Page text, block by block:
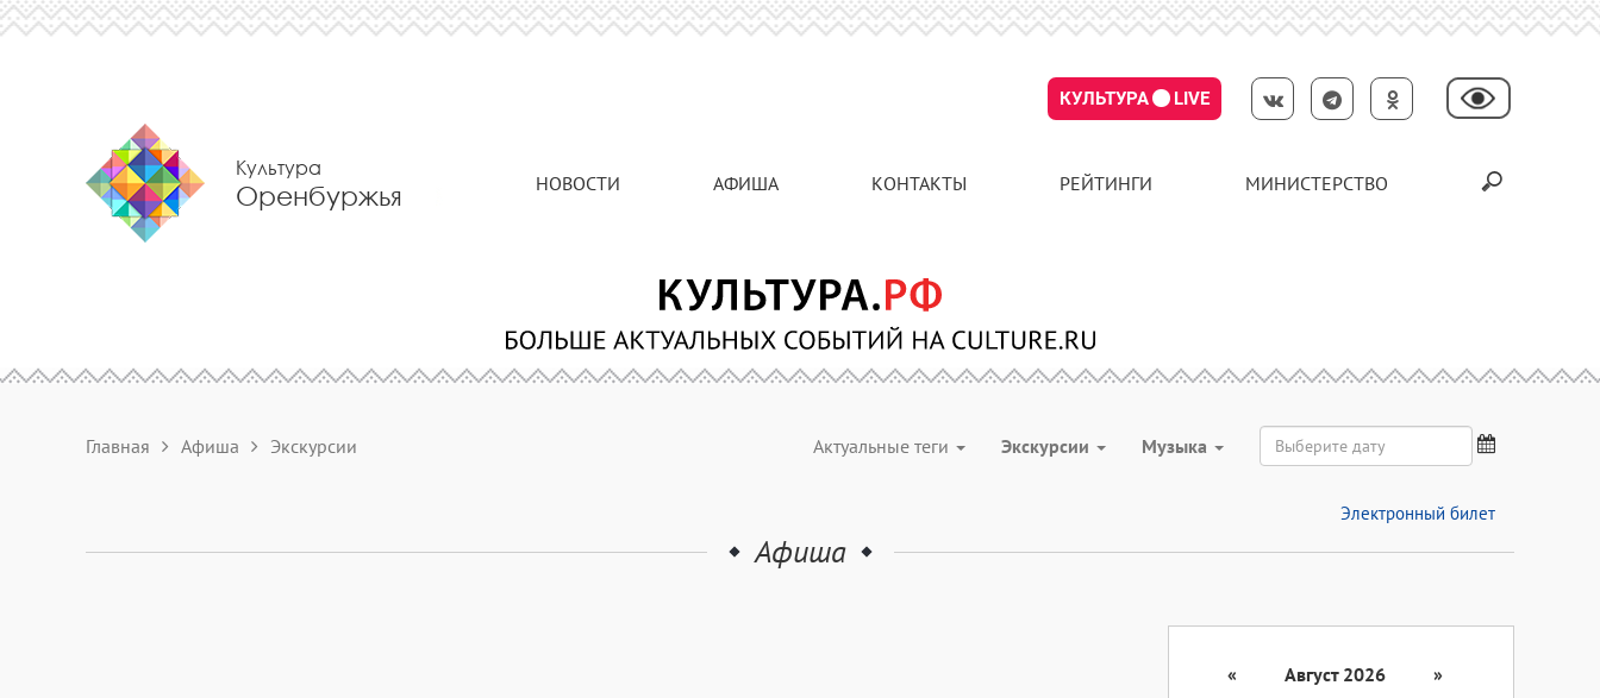
КУЛЬТУРА LIVE
Культура
Оренбуржья НОВОСТИ АФИША КОНТАКТЫ РЕЙТИНГИ МИНИСТЕРСТВО
Главная Афиша Экскурсии Актуальные теги Экскурсии Музыка
Электронный билет
Афиша
« Август 2026
»